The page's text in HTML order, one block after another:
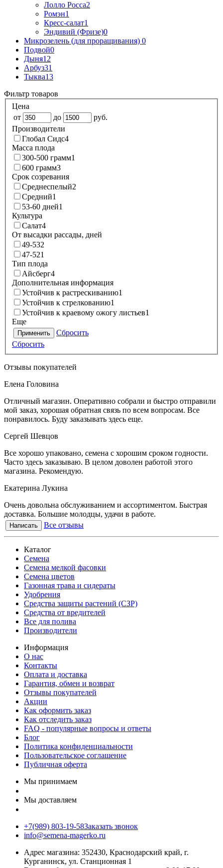
Лолло Росса2
Ромэн1
Кресс-салат1
Эндивий (Фризе)0
Микрозелень (для проращивания) 0
Подвой0
Дыня12
Арбуз31
Тыква13
Фильтр товаров
Цена
от
до
руб.
Производители
Глобал Сидс4
Масса плода
300-500 грамм1
600 грамм3
Срок созревания
Среднеспелый2
Средний1
53-60 дней1
Культура
Салат4
От высадки рассады, дней
49-532
47-521
Тип плода
Айсберг4
Дополнительная информация
Устойчив к растрескиванию1
Устойчив к стрелкованию1
Устойчив к краевому ожогу листьев1
Еще
Применить
Сбросить
Сбросить
Отзывы покупателей
Елена Головина
Отличный магазин. Оперативно собрали и быстро отправили
мой заказ, хорошая обратная связь по всем вопросам. Все
понравилось. Буду заказывать здесь еще.
Сергей Шевцов
Все хорошо упаковано, семена с хорошим сроком годности.
Часто здесь заказываю. В целом доволен работой этого
магазина. Рекомендую.
Екатерина Лукина
Очень довольна обслуживанием и ассортиментом. Быстрая
доставка. Большие молодцы, удачи в работе.
Написать Все отзывы
Каталог
Семена
Семена мелкой фасовки
Семена цветов
Газонная трава и сидераты
Удобрения
Средства защиты растений (СЗР)
Средства от вредителей
Все для полива
Производители
Информация
О нас
Контакты
Оплата и доставка
Гарантия, обмен и возврат
Отзывы покупателей
Акции
Как оформить заказ
Как отследить заказ
FAQ - популярные вопросы и ответы
Блог
Политика конфиденциальности
Пользовательское соглашение
Публичная оферта
Мы принимаем
Мы доставляем
+7(989) 803-19-58Заказать звонок
info@semena-magerko.ru
Адрес магазина: 352430, Краснодарский край, г.
Курганинск, ул. Станционная 1